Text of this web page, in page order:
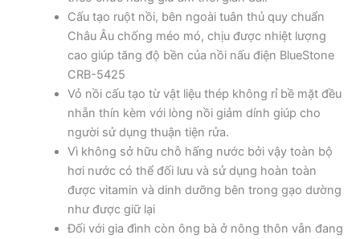
Cấu tạo ruột nồi, bên ngoài tuân thủ quy chuẩn
Châu Âu chống méo mó, chịu được nhiệt lượng
cao giúp tăng độ bền của nồi nấu điện BlueStone
CRB-5425
Vỏ nồi cấu tạo từ vật liệu thép không rỉ bề mặt đều
nhẵn thín kèm với lòng nồi giảm dính giúp cho
người sử dụng thuận tiện rửa.
Vì không sở hữu chỗ hấng nước bởi vậy toàn bộ
hơi nước có thể đối lưu và sử dụng hoàn toàn
được vitamin và dinh dưỡng bên trong gạo dường
như được giữ lại
Đối với gia đình còn ông bà ở nông thôn vẫn đang